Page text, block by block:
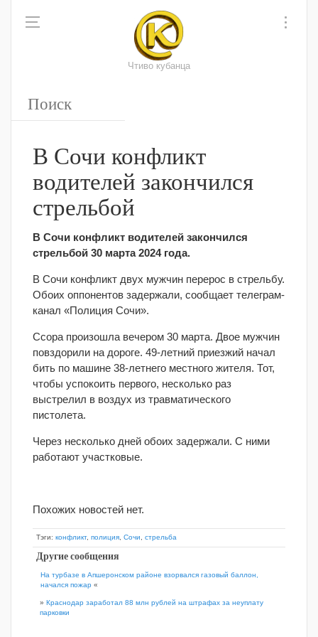
Чтиво кубанца
В Сочи конфликт
водителей закончился
стрельбой
В Сочи конфликт водителей закончился
стрельбой 30 марта 2024 года.
В Сочи конфликт двух мужчин перерос в стрельбу.
Обоих оппонентов задержали, сообщает телеграм-
канал «Полиция Сочи».
Ссора произошла вечером 30 марта. Двое мужчин
повздорили на дороге. 49-летний приезжий начал
бить по машине 38-летнего местного жителя. Тот,
чтобы успокоить первого, несколько раз
выстрелил в воздух из травматического
пистолета.
Через несколько дней обоих задержали. С ними
работают участковые.
Похожих новостей нет.
Тэги: конфликт, полиция Сочи стрельба
Другие сообщения
На турбазе в Апшеронском районе взорвался газовый баллон,
начался пожар «
» Краснодар заработал 88 млн рублей на штрафах за неуплату
парковки